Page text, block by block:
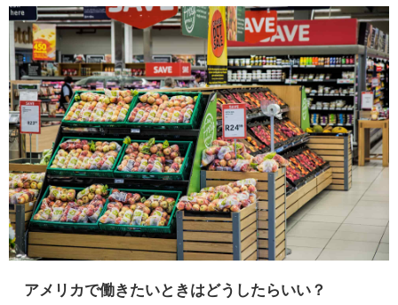
アメリカで働きたいときはどうしたらいい？